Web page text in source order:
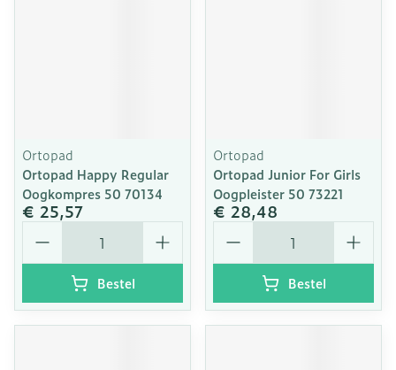
Ortopad
Ortopad Happy Regular
Oogkompres 50 70134
€ 25,57
Aantal
Bestel
Ortopad
Ortopad Junior For Girls
Oogpleister 50 73221
€ 28,48
Aantal
Bestel